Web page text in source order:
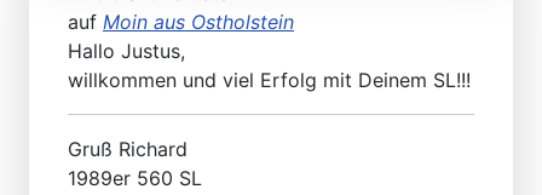
auf Moin aus Ostholstein
Hallo Justus,
willkommen und viel Erfolg mit Deinem SL!!!
Gruß Richard
1989er 560 SL